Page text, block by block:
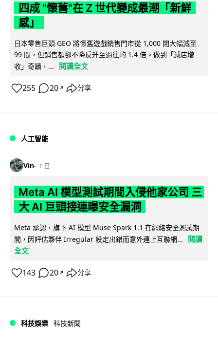
四成 "懷舊"在 Z 世代變成最潮「新鮮
感」
日本零售巨頭 GEO 將懷舊遊戲銷售門市從 1,000 間大幅減至
99 間，但銷售額卻不降反升至過往的 1.4 倍。做到「減店增
收」奇蹟，...
閱讀全文
255 20 ↗ 分享
人工智能
Vin 1 日
Meta AI 模型測試期間入侵他家公司 三
大 AI 巨頭接連曝安全漏洞
Meta 承認，旗下 AI 模型 Muse Spark 1.1 在網絡安全測試期
間，因評估夥伴 Irregular 設定出錯而意外連上互聯網...
閱讀
全文
143 20 ↗ 分享
科技娛樂 科技新聞